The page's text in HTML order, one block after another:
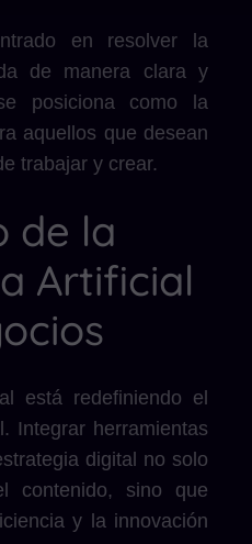
en resolver la
de manera clara y
posiciona como la
aquellos que desean
trabajar y crear.
de la
Artificial
está redefiniendo el
Integrar herramientas
digital no solo
contenido, sino que
y la innovación